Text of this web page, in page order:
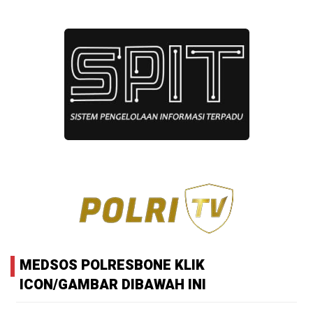
MEDSOS POLRESBONE KLIK
ICON/GAMBAR DIBAWAH INI